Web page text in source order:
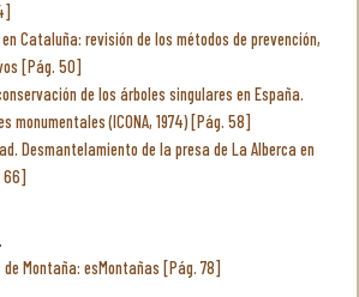
Cataluña: revisión de los métodos de prevención,
[Pág. 50]
de los árboles singulares en España.
monumentales (ICONA, 1974) [Pág. 58]
Desmantelamiento de la presa de La Alberca en
66]
Montaña: esMontañas [Pág. 78]